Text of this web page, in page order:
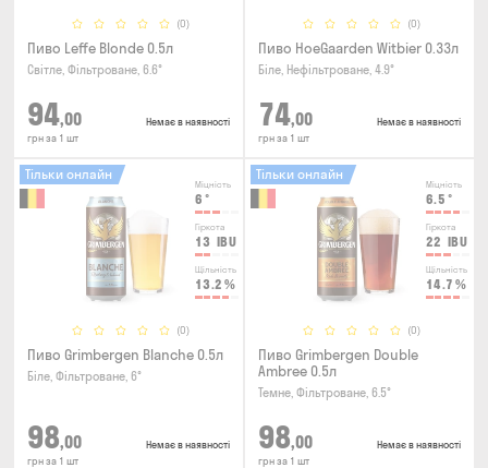
(0)
Пиво Leffe Blonde 0.5л
Світле, Фільтроване, 6.6°
94,00
грн за 1 шт
Немає в наявності
(0)
Пиво HoeGaarden Witbier 0.33л
Біле, Нефільтроване, 4.9°
74,00
грн за 1 шт
Немає в наявності
Міцність
6 °
Гіркота
13 IBU
Щільність
13.2 %
(0)
Тільки онлайн
Пиво Grimbergen Blanche 0.5л
Біле, Фільтроване, 6°
98,00
грн за 1 шт
Немає в наявності
Міцність
6.5 °
Гіркота
22 IBU
Щільність
14.7 %
(0)
Тільки онлайн
Пиво Grimbergen Double
Ambree 0.5л
Темне, Фільтроване, 6.5°
98,00
грн за 1 шт
Немає в наявності